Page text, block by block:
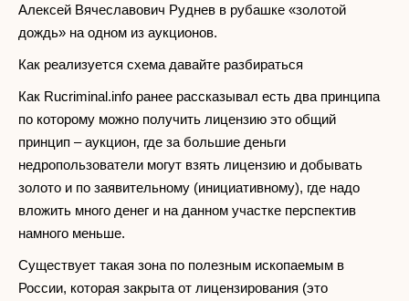
Алексей Вячеславович Руднев в рубашке «золотой
дождь» на одном из аукционов.
Как реализуется схема давайте разбираться
Как Rucriminal.info ранее рассказывал есть два принципа
по которому можно получить лицензию это общий
принцип – аукцион, где за большие деньги
недропользователи могут взять лицензию и добывать
золото и по заявительному (инициативному), где надо
вложить много денег и на данном участке перспектив
намного меньше.
Существует такая зона по полезным ископаемым в
России, которая закрыта от лицензирования (это